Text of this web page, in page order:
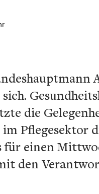
die
Pflegesektor
für einen
den